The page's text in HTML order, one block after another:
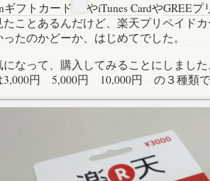
ギフトカード
やiTunes CardやGREEプ
たことあるんだけど、楽天プリペイド
ったのかどーか、はじめてでした。
になって、購入してみることにしまし
3,000円 5,000円 10,000円 の３種類